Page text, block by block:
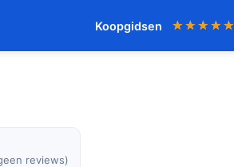
Koopgidsen ★★★★★
★★★★★
reviews)